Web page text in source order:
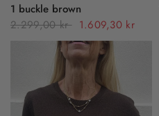
1 buckle brown
2.299,00 kr 1.609,30 kr